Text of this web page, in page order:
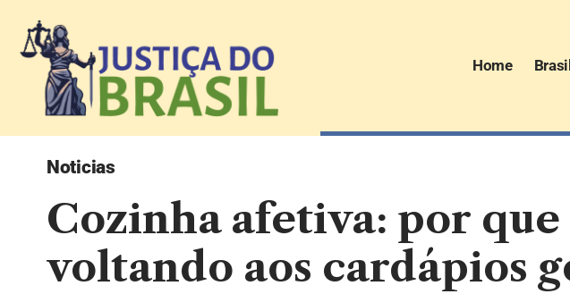
Home Brasil
Noticias
Cozinha afetiva: por que
voltando aos cardápios